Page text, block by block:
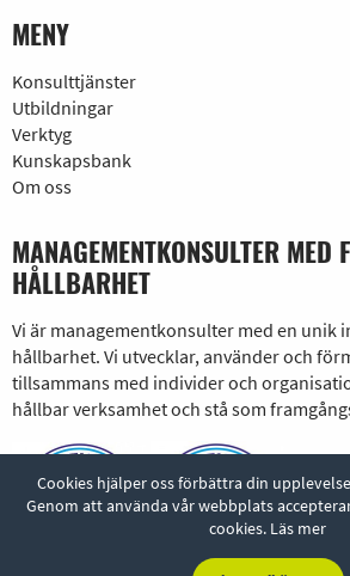
MENY
Konsulttjänster
Utbildningar
Verktyg
Kunskapsbank
Om oss
MANAGEMENTKONSULTER MED
HÅLLBARHET
Vi är managementkonsulter med en unik
hållbarhet. Vi utvecklar, använder och
tillsammans med individer och
hållbar verksamhet och stå som
Cookies hjälper oss förbättra din
Genom att använda vår webbplats
cookies. Läs mer